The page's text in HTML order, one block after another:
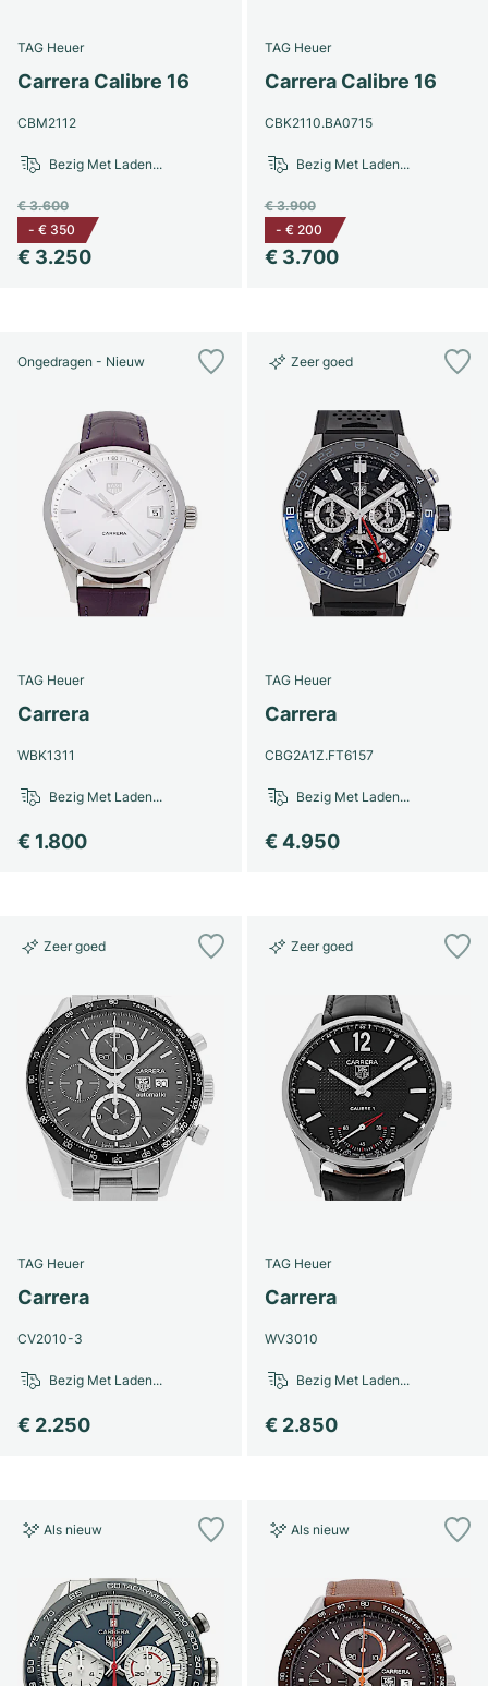
TAG Heuer
Carrera Calibre 16
CBM2112
€ 3.250
€ 3.600
- € 350
Bezig Met Laden...
TAG Heuer
Carrera Calibre 16
CBK2110.BA0715
€ 3.700
€ 3.900
- € 200
Bezig Met Laden...
Ongedragen - Nieuw
TAG Heuer
Carrera
WBK1311
€ 1.800
Bezig Met Laden...
Zeer goed
TAG Heuer
Carrera
CBG2A1Z.FT6157
€ 4.950
Bezig Met Laden...
Zeer goed
TAG Heuer
Carrera
CV2010-3
€ 2.250
Bezig Met Laden...
Zeer goed
TAG Heuer
Carrera
WV3010
€ 2.850
Bezig Met Laden...
Als nieuw Als nieuw